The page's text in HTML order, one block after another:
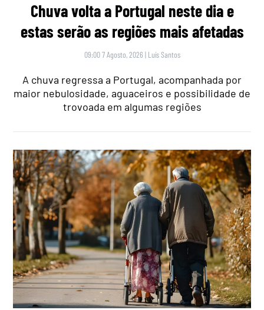
Chuva volta a Portugal neste dia e
estas serão as regiões mais afetadas
09:00 7 Agosto, 2026 | Luís Santos
A chuva regressa a Portugal, acompanhada por
maior nebulosidade, aguaceiros e possibilidade de
trovoada em algumas regiões